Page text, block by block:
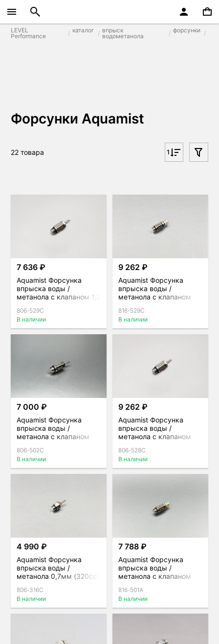
LEVEL
Performance
каталог
впрыск
водометанола
форсунки
Форсунки Aquamist
22 товара 1
7 636 ₽
Aquamist Форсунка
впрыска воды /
метанола с клапаном 1,2
4 мм для direct-port
806-529C
В наличии
9 262 ₽
Aquamist Форсунка
впрыска воды /
метанола с клапаном
шланг 4мм для direct-
port
816-529C
В наличии
7 000 ₽
Aquamist Форсунка
впрыска воды /
метанола с клапаном
шланг 4мм для direct-
port
806-502C
В наличии
9 262 ₽
Aquamist Форсунка
впрыска воды /
метанола с клапаном
4мм для direct-port
806-528C
В наличии
4 990 ₽
Aquamist Форсунка
впрыска воды /
метанола 0,7мм (320сс)
806-316C
В наличии
7 788 ₽
Aquamist Форсунка
впрыска воды /
метанола с клапаном
4 мм для direct-port
816-501A
В наличии